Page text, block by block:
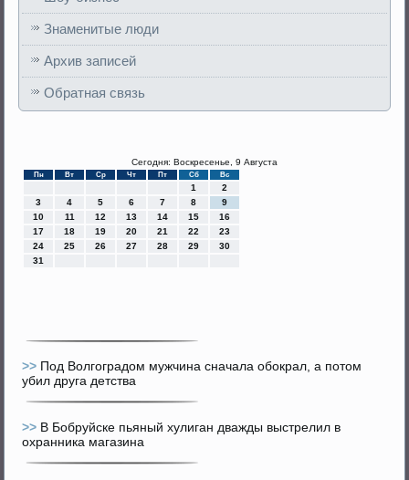
Знаменитые люди
Архив записей
Обратная связь
Сегодня: Воскресенье, 9 Августа
Пн Вт Ср Чт Пт Сб Вс
1
2
3
4 5 6 7 8
9
10
11 12 13 14 15
16
17
18 19 20 21 22
23
24
25 26 27 28 29
30
31
>> Под Волгоградом мужчина сначала обокрал, а потом
убил друга детства
>> В Бобруйске пьяный хулиган дважды выстрелил в
охранника магазина